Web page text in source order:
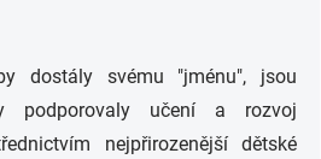
dostály svému "jménu", jsou
podporovaly učení a rozvoj
nejpřirozenější dětské